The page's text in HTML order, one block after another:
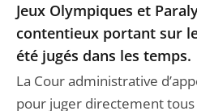
Jeux Olympiques et
contentieux portant sur
été jugés dans les temps.
La Cour administrative
pour juger directement